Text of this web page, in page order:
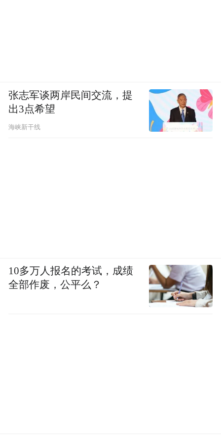
张志军谈两岸民间交流，提
出3点希望
海峡新干线
10多万人报名的考试，成绩
全部作废，公平么？